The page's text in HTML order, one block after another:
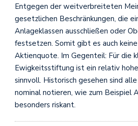
Entgegen der weitverbreiteten
gesetzlichen Beschränkungen, die
Anlageklassen ausschließen oder
festsetzen. Somit gibt es auch
Aktienquote. Im Gegenteil: Für die
Ewigkeitsstiftung ist ein relativ
sinnvoll. Historisch gesehen sind
nominal notieren, wie zum Beispiel
besonders riskant.